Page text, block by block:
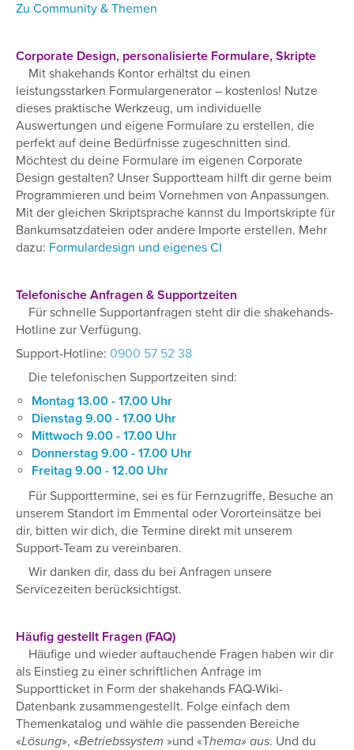
Zu Community & Themen
Corporate Design, personalisierte Formulare, Skripte
Mit shakehands Kontor erhältst du einen
leistungsstarken Formulargenerator – kostenlos! Nutze
dieses praktische Werkzeug, um individuelle
Auswertungen und eigene Formulare zu erstellen, die
perfekt auf deine Bedürfnisse zugeschnitten sind.
Möchtest du deine Formulare im eigenen Corporate
Design gestalten? Unser Supportteam hilft dir gerne beim
Programmieren und beim Vornehmen von Anpassungen.
Mit der gleichen Skriptsprache kannst du Importskripte für
Bankumsatzdateien oder andere Importe erstellen. Mehr
dazu: Formulardesign und eigenes CI
Telefonische Anfragen & Supportzeiten
Für schnelle Supportanfragen steht dir die shakehands-
Hotline zur Verfügung.
Support-Hotline: 0900 57 52 38
Die telefonischen Supportzeiten sind:
Montag 13.00 - 17.00 Uhr
Dienstag 9.00 - 17.00 Uhr
Mittwoch 9.00 - 17.00 Uhr
Donnerstag 9.00 - 17.00 Uhr
Freitag 9.00 - 12.00 Uhr
Für Supporttermine, sei es für Fernzugriffe, Besuche an
unserem Standort im Emmental oder Vororteinsätze bei
dir, bitten wir dich, die Termine direkt mit unserem
Support-Team zu vereinbaren.
Wir danken dir, dass du bei Anfragen unsere
Servicezeiten berücksichtigst.
Häufig gestellt Fragen (FAQ)
Häufige und wieder auftauchende Fragen haben wir dir
als Einstieg zu einer schriftlichen Anfrage im
Supportticket in Form der shakehands FAQ-Wiki-
Datenbank zusammengestellt. Folge einfach dem
Themenkatalog und wähle die passenden Bereiche
«Lösung», «Betriebssystem »und «Thema» aus. Und du